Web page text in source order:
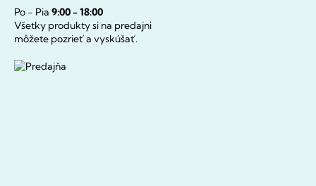
Po - Pia 9:00 - 18:00
Všetky produkty si na predajni
môžete pozrieť a vyskúšať.